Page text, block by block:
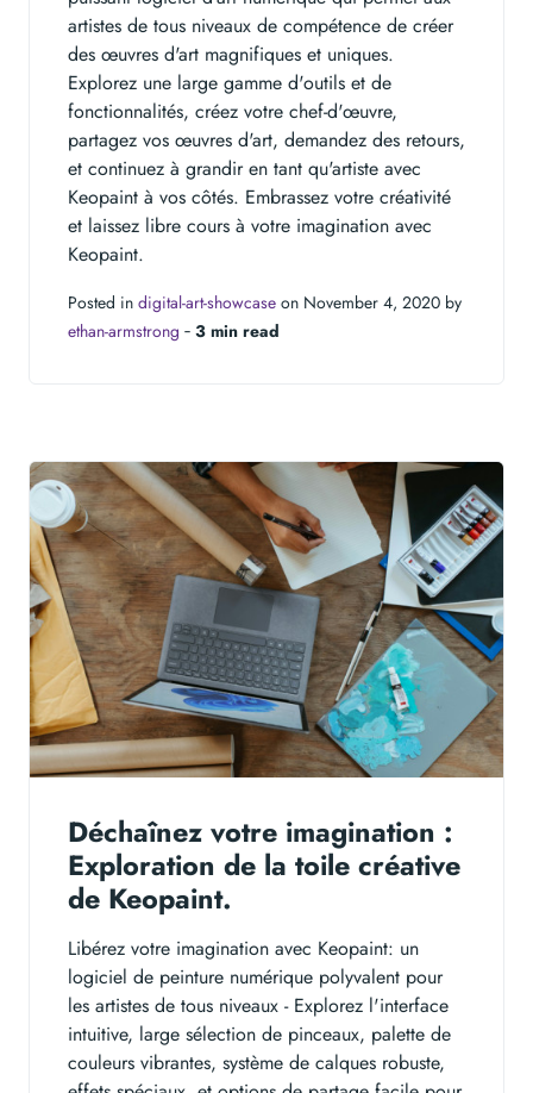
artistes de tous niveaux de compétence de créer
des œuvres d'art magnifiques et uniques.
Explorez une large gamme d'outils et de
fonctionnalités, créez votre chef-d'œuvre,
partagez vos œuvres d'art, demandez des retours,
et continuez à grandir en tant qu'artiste avec
Keopaint à vos côtés. Embrassez votre créativité
et laissez libre cours à votre imagination avec
Keopaint.
Posted in digital-art-showcase on November 4, 2020 by
ethan-armstrong ‐ 3 min read
Déchaînez votre imagination :
Exploration de la toile créative
de Keopaint.
Libérez votre imagination avec Keopaint: un
logiciel de peinture numérique polyvalent pour
les artistes de tous niveaux - Explorez l'interface
intuitive, large sélection de pinceaux, palette de
couleurs vibrantes, système de calques robuste,